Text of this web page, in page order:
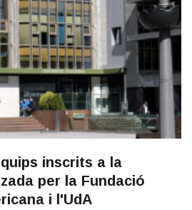
inscrits a la
per la Fundació
i l'UdA